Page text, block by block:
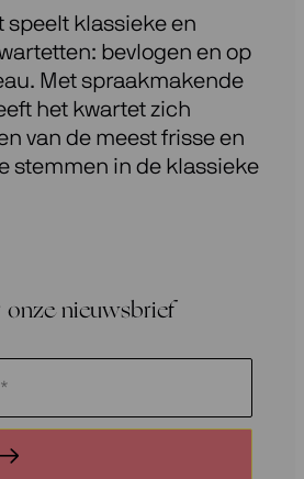
speelt klassieke en
bevlogen en op
Met spraakmakende
het kwartet zich
van de meest frisse en
stemmen in de klassieke
onze nieuwsbrief